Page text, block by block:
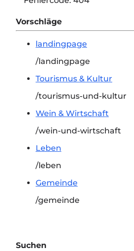
Vorschläge
landingpage
/landingpage
Tourismus & Kultur
/tourismus-und-kultur
Wein & Wirtschaft
/wein-und-wirtschaft
Leben
/leben
Gemeinde
/gemeinde
Suchen